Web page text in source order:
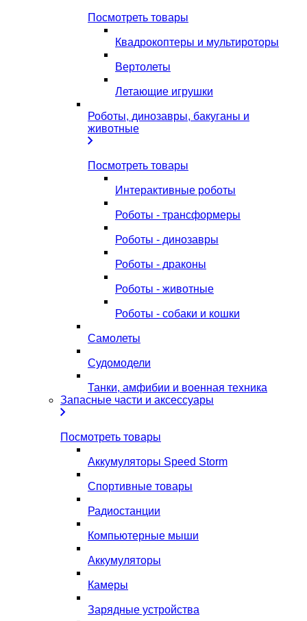
Посмотреть товары
Квадрокоптеры и мультироторы
Вертолеты
Летающие игрушки
Роботы, динозавры, бакуганы и
животные
Посмотреть товары
Интерактивные роботы
Роботы - трансформеры
Роботы - динозавры
Роботы - драконы
Роботы - животные
Роботы - собаки и кошки
Самолеты
Судомодели
Танки, амфибии и военная техника
Запасные части и аксессуары
Посмотреть товары
Аккумуляторы Speed Storm
Спортивные товары
Радиостанции
Компьютерные мыши
Аккумуляторы
Камеры
Зарядные устройства